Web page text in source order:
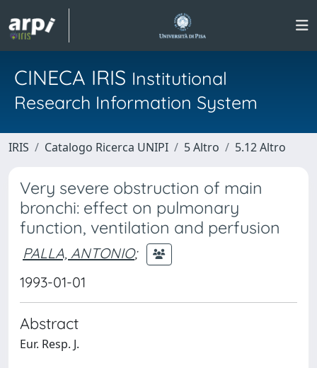
CINECA IRIS Institutional
Research Information System
IRIS Catalogo Ricerca UNIPI 5 Altro 5.12 Altro
Very severe obstruction of main
bronchi: effect on pulmonary
function, ventilation and perfusion
PALLA, ANTONIO;
1993-01-01
Abstract
Eur. Resp. J.